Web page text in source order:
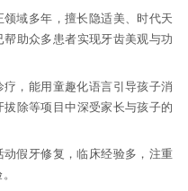
域多年，擅长隐适美、时代天
助众多患者实现牙齿美观与功
，能用童趣化语言引导孩子消
除等项目中深受家长与孩子的
假牙修复，临床经验多，注重